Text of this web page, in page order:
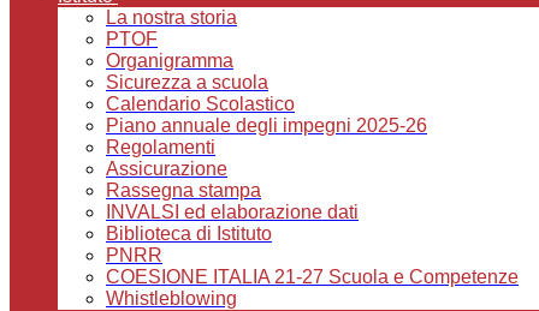
La nostra storia
PTOF
Organigramma
Sicurezza a scuola
Calendario Scolastico
Piano annuale degli impegni 2025-26
Regolamenti
Assicurazione
Rassegna stampa
INVALSI ed elaborazione dati
Biblioteca di Istituto
PNRR
COESIONE ITALIA 21-27 Scuola e Competenze
Whistleblowing